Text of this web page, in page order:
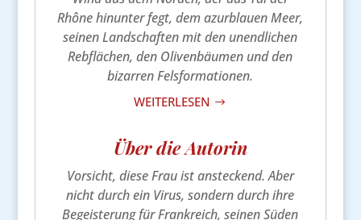
Rhône hinunter fegt, dem azurblauen Meer,
seinen Landschaften mit den unendlichen
Rebflächen, den Olivenbäumen und den
bizarren Felsformationen.
WEITERLESEN $
Über die Autorin
Vorsicht, diese Frau ist ansteckend. Aber
nicht durch ein Virus, sondern durch ihre
Begeisterung für Frankreich, seinen Süden